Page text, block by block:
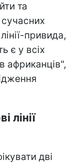
та
сучасних
привида,
є у всіх
африканців",
лінії
дві